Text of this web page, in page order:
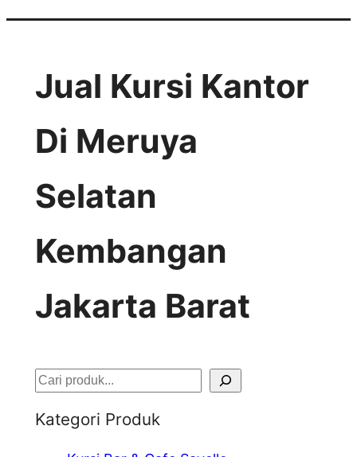
Jual Kursi Kantor
Di Meruya
Selatan
Kembangan
Jakarta Barat
S
Kategori Produk